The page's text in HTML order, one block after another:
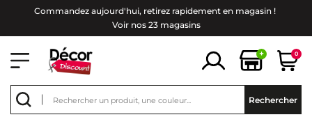
Commandez aujourd'hui, retirez rapidement en magasin !
Voir nos 23 magasins
+ 0
Rechercher